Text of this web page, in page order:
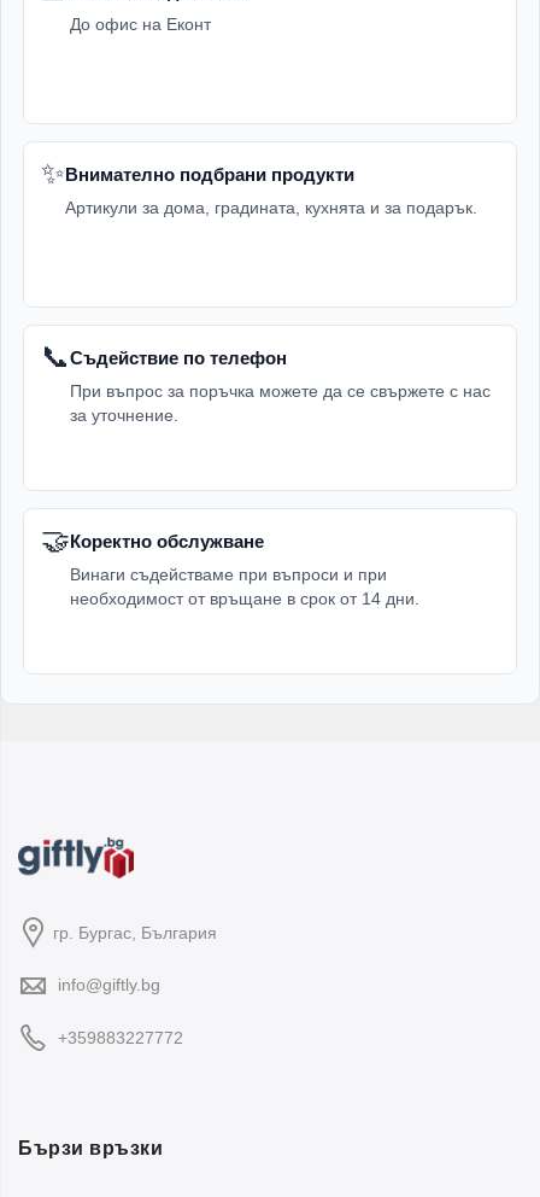
До офис на Еконт
✨Внимателно подбрани продукти
Артикули за дома, градината, кухнята и за подарък.
📞Съдействие по телефон
При въпрос за поръчка можете да се свържете с нас
за уточнение.
🤝Коректно обслужване
Винаги съдействаме при въпроси и при
необходимост от връщане в срок от 14 дни.
гр. Бургас, България
info@giftly.bg
+359883227772
Бързи връзки